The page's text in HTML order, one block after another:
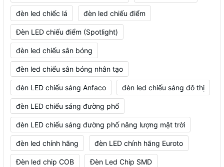
đèn led chiếc lá đèn led chiếu điểm
Đèn LED chiếu điểm (Spotlight)
đèn led chiếu sân bóng
đèn led chiếu sân bóng nhân tạo
đèn LED chiếu sáng Anfaco đèn led chiếu sáng đô thị
đèn LED chiếu sáng đường phố
đèn LED chiếu sáng đường phố năng lượng mặt trời
đèn led chính hãng đèn LED chính hãng Euroto
Đèn led chip COB Đèn Led Chip SMD